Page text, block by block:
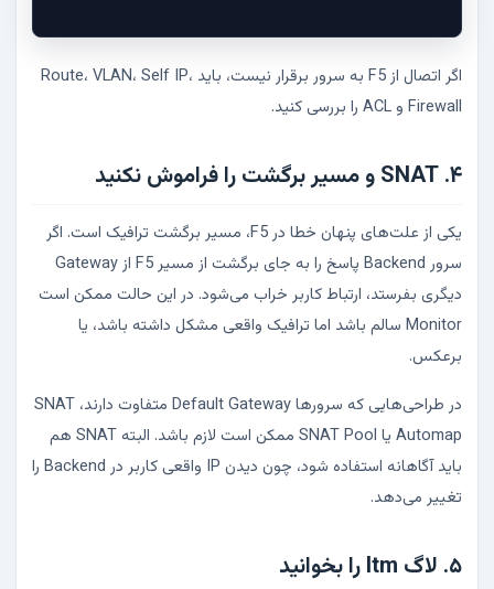
اگر اتصال از F5 به سرور برقرار نیست، باید Route، VLAN، Self IP،
Firewall و ACL را بررسی کنید.
۴. SNAT و مسیر برگشت را فراموش نکنید
یکی از علت‌های پنهان خطا در F5، مسیر برگشت ترافیک است. اگر
سرور Backend پاسخ را به جای برگشت از مسیر F5 از Gateway
دیگری بفرستد، ارتباط کاربر خراب می‌شود. در این حالت ممکن است
Monitor سالم باشد اما ترافیک واقعی مشکل داشته باشد، یا
برعکس.
در طراحی‌هایی که سرورها Default Gateway متفاوت دارند، SNAT
Automap یا SNAT Pool ممکن است لازم باشد. البته SNAT هم
باید آگاهانه استفاده شود، چون دیدن IP واقعی کاربر در Backend را
تغییر می‌دهد.
۵. لاگ ltm را بخوانید